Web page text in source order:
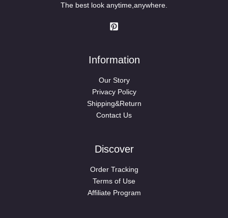
The best look anytime,anywhere.
Information
Our Story
Privacy Policy
Shipping&Return
Contact Us
Discover
Order Tracking
Terms of Use
Affiliate Program